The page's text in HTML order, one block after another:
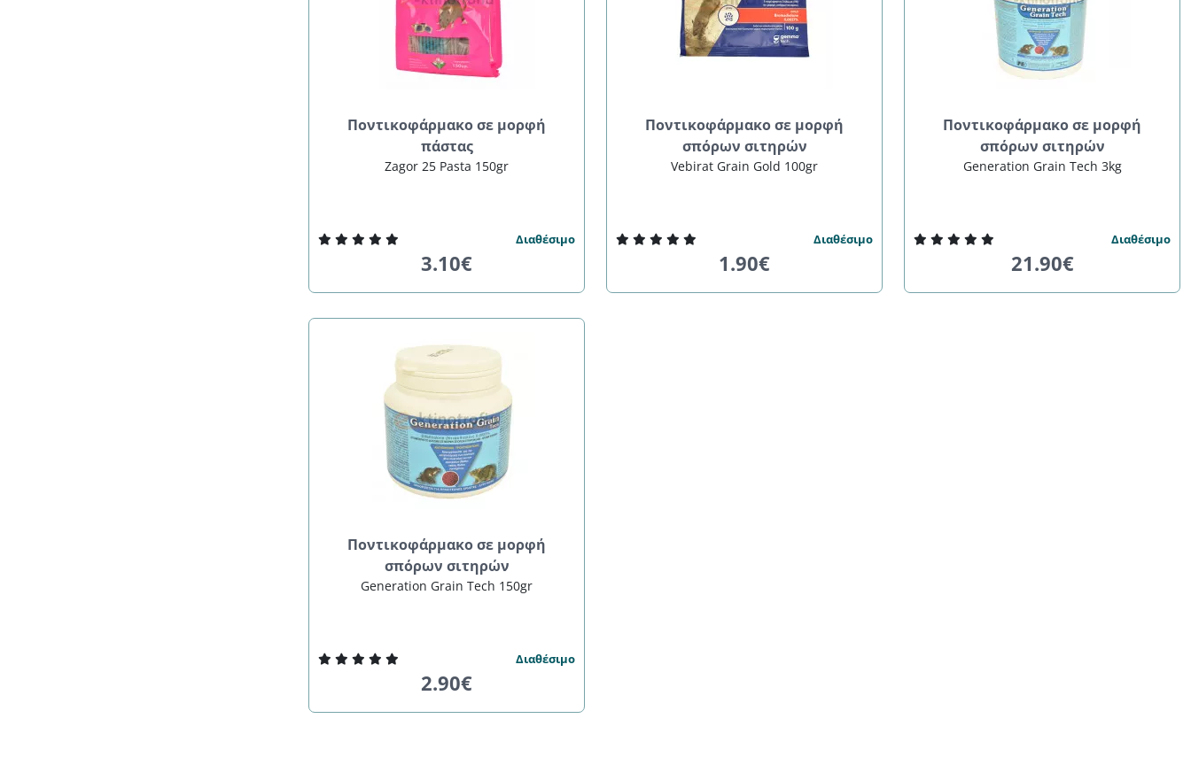
Ποντικοφάρμακο σε μορφή
πάστας
Zagor 25 Pasta 150gr
Διαθέσιμο
3.10€
Ποντικοφάρμακο σε μορφή
σπόρων σιτηρών
Vebirat Grain Gold 100gr
Διαθέσιμο
1.90€
Ποντικοφάρμακο σε μορφή
σπόρων σιτηρών
Generation Grain Tech 3kg
Διαθέσιμο
21.90€
Ποντικοφάρμακο σε μορφή
σπόρων σιτηρών
Generation Grain Tech 150gr
Διαθέσιμο
2.90€